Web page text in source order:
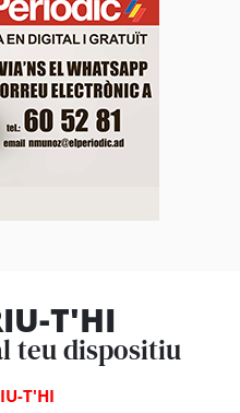
T'HI
teu dispositiu
T'HI